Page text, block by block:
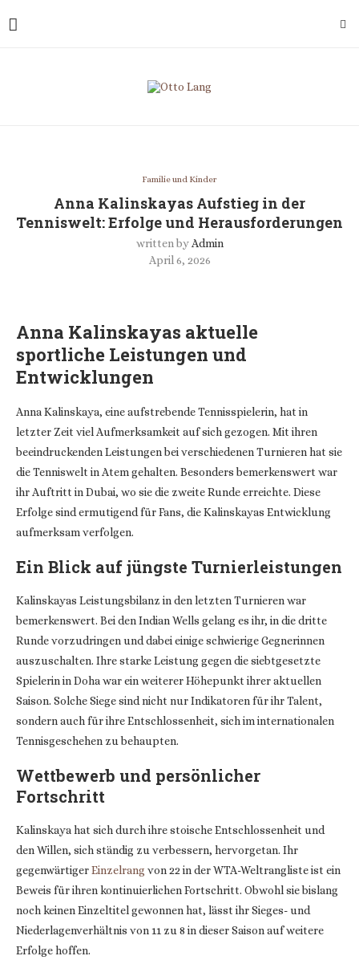
Familie und Kinder
Anna Kalinskayas Aufstieg in der
Tenniswelt: Erfolge und Herausforderungen
written by Admin
April 6, 2026
Anna Kalinskayas aktuelle
sportliche Leistungen und
Entwicklungen
Anna Kalinskaya, eine aufstrebende Tennisspielerin, hat in
letzter Zeit viel Aufmerksamkeit auf sich gezogen. Mit ihren
beeindruckenden Leistungen bei verschiedenen Turnieren hat sie
die Tenniswelt in Atem gehalten. Besonders bemerkenswert war
ihr Auftritt in Dubai, wo sie die zweite Runde erreichte. Diese
Erfolge sind ermutigend für Fans, die Kalinskayas Entwicklung
aufmerksam verfolgen.
Ein Blick auf jüngste Turnierleistungen
Kalinskayas Leistungsbilanz in den letzten Turnieren war
bemerkenswert. Bei den Indian Wells gelang es ihr, in die dritte
Runde vorzudringen und dabei einige schwierige Gegnerinnen
auszuschalten. Ihre starke Leistung gegen die siebtgesetzte
Spielerin in Doha war ein weiterer Höhepunkt ihrer aktuellen
Saison. Solche Siege sind nicht nur Indikatoren für ihr Talent,
sondern auch für ihre Entschlossenheit, sich im internationalen
Tennisgeschehen zu behaupten.
Wettbewerb und persönlicher
Fortschritt
Kalinskaya hat sich durch ihre stoische Entschlossenheit und
den Willen, sich ständig zu verbessern, hervorgetan. Ihr
gegenwärtigerEinzelrang von 22 in der WTA-Weltrangliste ist ein
Beweis für ihren kontinuierlichen Fortschritt. Obwohl sie bislang
noch keinen Einzeltitel gewonnen hat, lässt ihr Sieges- und
Niederlagenverhältnis von 11 zu 8 in dieser Saison auf weitere
Erfolge hoffen.